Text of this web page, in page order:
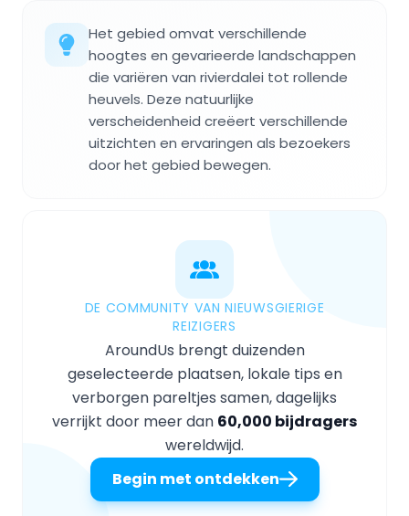
Het gebied omvat verschillende
hoogtes en gevarieerde landschappen
die variëren van rivierdalei tot rollende
heuvels. Deze natuurlijke
verscheidenheid creëert verschillende
uitzichten en ervaringen als bezoekers
door het gebied bewegen.
DE COMMUNITY VAN NIEUWSGIERIGE
REIZIGERS
AroundUs brengt duizenden
geselecteerde plaatsen, lokale tips en
verborgen pareltjes samen, dagelijks
verrijkt door meer dan 60,000 bijdragers
wereldwijd.
Begin met ontdekken